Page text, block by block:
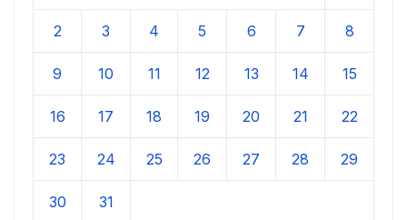
2 3 4 5 6 7 8
9 10 11 12 13 14 15
16 17 18 19 20 21 22
23 24 25 26 27 28 29
30 31